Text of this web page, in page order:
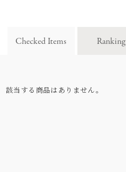
Checked Items Ranking
該当する商品はありません。